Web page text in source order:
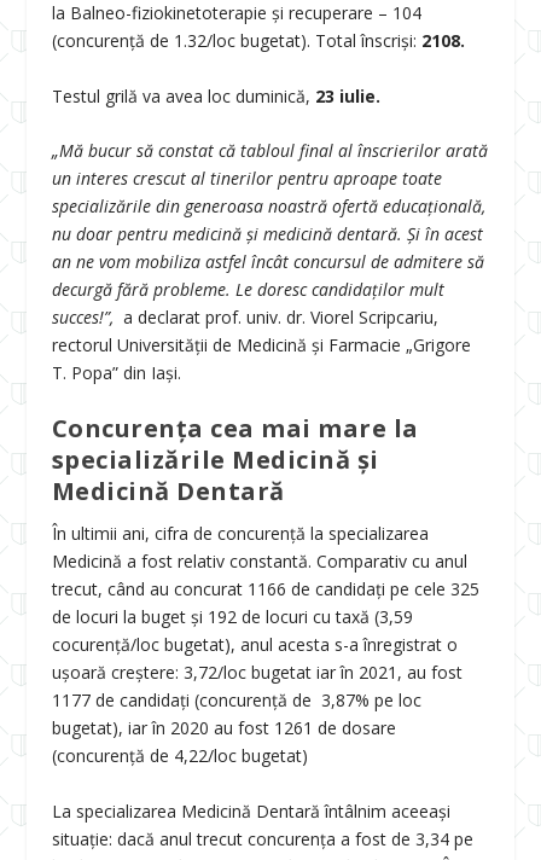
la Balneo-fiziokinetoterapie şi recuperare – 104
(concurență de 1.32/loc bugetat). Total înscriși: 2108.
Testul grilă va avea loc duminică, 23 iulie.
„Mă bucur să constat că tabloul final al înscrierilor arată
un interes crescut al tinerilor pentru aproape toate
specializările din generoasa noastră ofertă educațională,
nu doar pentru medicină și medicină dentară. Și în acest
an ne vom mobiliza astfel încât concursul de admitere să
decurgă fără probleme. Le doresc candidaților mult
succes!”, a declarat prof. univ. dr. Viorel Scripcariu,
rectorul Universității de Medicină și Farmacie „Grigore
T. Popa” din Iași.
Concurența cea mai mare la
specializările Medicină și
Medicină Dentară
În ultimii ani, cifra de concurență la specializarea
Medicină a fost relativ constantă. Comparativ cu anul
trecut, când au concurat 1166 de candidați pe cele 325
de locuri la buget și 192 de locuri cu taxă (3,59
cocurență/loc bugetat), anul acesta s-a înregistrat o
ușoară creștere: 3,72/loc bugetat iar în 2021, au fost
1177 de candidați (concurență de 3,87% pe loc
bugetat), iar în 2020 au fost 1261 de dosare
(concurență de 4,22/loc bugetat)
La specializarea Medicină Dentară întâlnim aceeași
situație: dacă anul trecut concurența a fost de 3,34 pe